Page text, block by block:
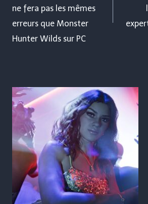
ne fera pas les mêmes
erreurs que Monster
Hunter Wilds sur PC